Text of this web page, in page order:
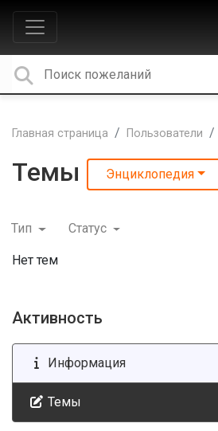
Главная страница Пользователи
Темы Энциклопедия
Тип Статус
Нет тем
Активность
Информация
Темы